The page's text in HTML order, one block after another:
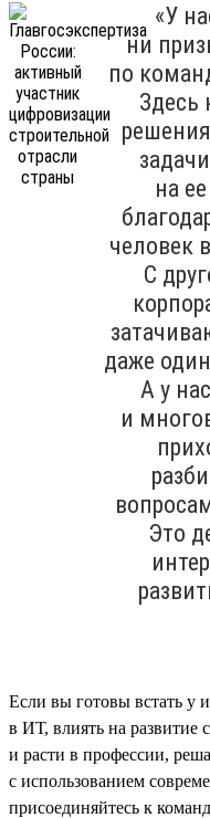
«У
ни
по
Здесь
на
человек
С
даже
А у
и
Это
Если вы готовы встать у
в ИТ, влиять на развитие
и расти в профессии,
с использованием
присоединяйтесь к